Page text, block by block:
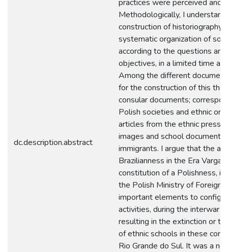
dc.description.abstract
practices were perceived and
Methodologically, I
construction of historiography
systematic organization of
according to the questions
objectives, in a limited time
Among the different
for the construction of this
consular documents;
Polish societies and ethnic
articles from the ethnic press,
images and school
immigrants. I argue that the
Brazilianness in the Era
constitution of a Polishness,
the Polish Ministry of Foreign
important elements to
activities, during the interwar
resulting in the extinction or
of ethnic schools in these
Rio Grande do Sul. It was a